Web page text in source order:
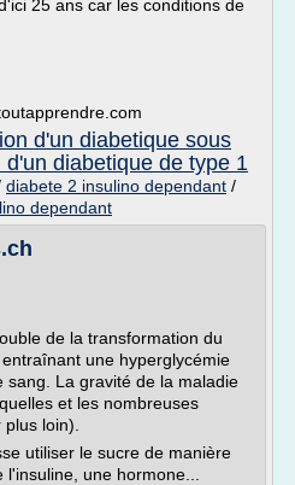
25 ans car les conditions de
d'un diabetique sous
d'un diabetique de type 1
diabete 2 insulino dependant /
dependant
de la transformation du
une hyperglycémie
sang. La gravité de la maladie
et les nombreuses
loin).
utiliser le sucre de manière
une hormone...